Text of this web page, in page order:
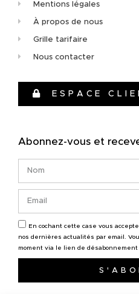
Mentions légales
À propos de nous
Grille tarifaire
Nous contacter
ESPACE
Abonnez-vous et
En cochant cette case vous
nos dernières actualités par email.
moment via le lien de